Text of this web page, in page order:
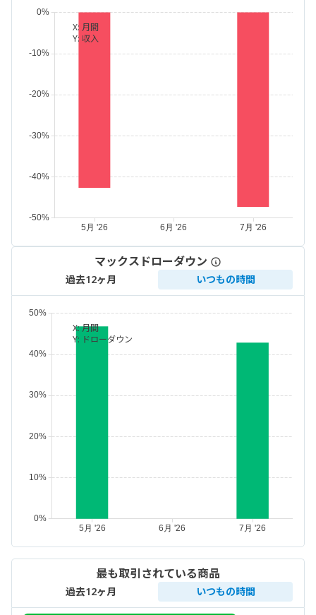
X: 月間
Y: 収入
マックスドローダウン
過去12ヶ月 いつもの時間
X:月間
Y: ドローダウン
最も取引されている商品
過去12ヶ月 いつもの時間